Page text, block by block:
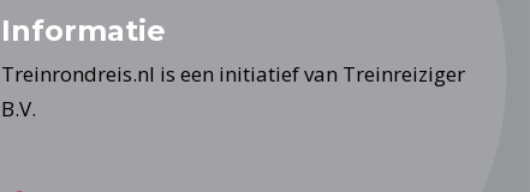
Informatie
Treinrondreis.nl is een initiatief van Treinreiziger
B.V.